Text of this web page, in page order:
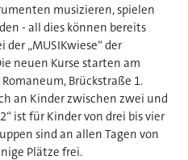
musizieren, spielen
- all dies können bereits
„MUSIKwiese“ der
neuen Kurse starten am
Brückstraße 1.
an Kinder zwischen zwei und
ist für Kinder von drei bis vier
sind an allen Tagen von
Plätze frei.